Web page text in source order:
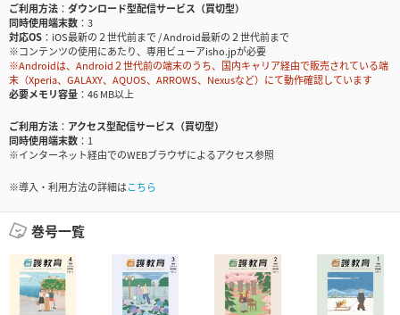
ご利用方法
ダウンロード型配信サービス（買切型）
同時使用端末数
3
対応OS
iOS最新の２世代前まで / Android最新の２世代前まで
※コンテンツの使用にあたり、専用ビューアisho.jpが必要
※Androidは、Android２世代前の端末のうち、国内キャリア経由で販売されている端
末（Xperia、GALAXY、AQUOS、ARROWS、Nexusなど）にて動作確認しています
必要メモリ容量
46 MB以上
ご利用方法
アクセス型配信サービス（買切型）
同時使用端末数
1
※インターネット経由でのWEBブラウザによるアクセス参照
※導入・利用方法の詳細はこちら
巻号一覧